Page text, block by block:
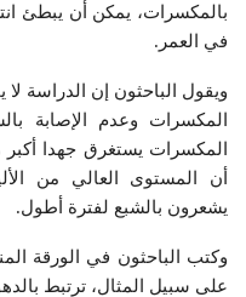
بالمكسرات، يمكن أن يبطئ
في العمر.
ويقول الباحثون إن الدراسة لا
المكسرات وعدم الإصابة
المكسرات يستغرق جهدا
أن المستوى العالي من
يشعرون بالشبع لفترة أطول.
وكتب الباحثون في الورقة
على سبيل المثال، ترتبط